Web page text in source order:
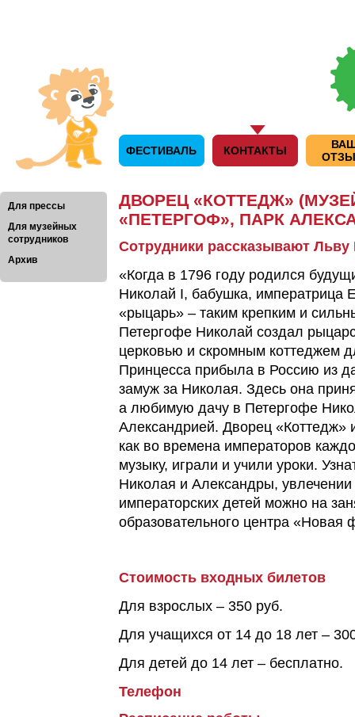
ФЕСТИВАЛЬ КОНТАКТЫ
Для прессы
Для музейных
сотрудников
Архив
ДВОРЕЦ «КОТТЕДЖ»
«ПЕТЕРГОФ», ПАРК
Сотрудники рассказывают
«Когда в 1796 году родился
Николай I, бабушка, императрица
«рыцарь» – таким крепким и
Петергофе Николай создал
церковью и скромным коттеджем
Принцесса прибыла в Россию из
замуж за Николая. Здесь она
а любимую дачу в Петергофе
Александрией. Дворец «Коттедж»
как во времена императоров
музыку, играли и учили уроки.
Николая и Александры,
императорских детей можно на
образовательного центра «Новая
Стоимость входных билетов
Для взрослых – 350 руб.
Для учащихся от 14 до 18 лет –
Для детей до 14 лет – бесплатно.
Телефон